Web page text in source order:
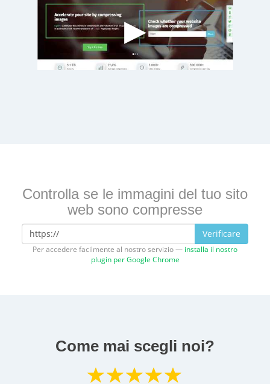
Controlla se le immagini del tuo sito
web sono compresse
Verificare
Per accedere facilmente al nostro servizio — installa il nostro
plugin per Google Chrome
Come mai scegli noi?